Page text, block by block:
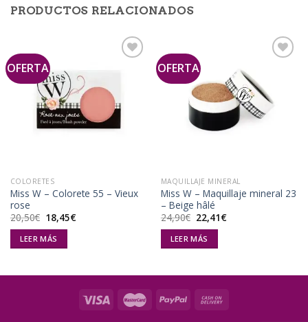
PRODUCTOS RELACIONADOS
OFERTA
a la
lista de
deseos
COLORETES
Miss W – Colorete 55 – Vieux
rose
20,50€ El
precio
original
era:
20,50€.
18,45€El
LEER MÁS
OFERTA
Añadir
a la
lista de
deseos
MAQUILLAJE MINERAL
Miss W – Maquillaje mineral 23
– Beige hâlé
24,90€ El
precio
original
era:
24,90€.
22,41€El
LEER MÁS